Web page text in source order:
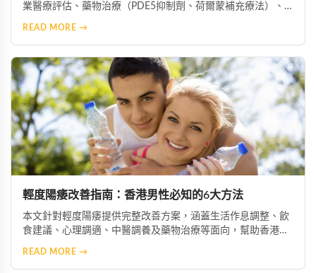
業醫療評估、藥物治療（PDE5抑制劑、荷爾蒙補充療法）、
READ MORE →
輕度陽痿改善指南：香港男性必知的6大方法
本文針對輕度陽痿提供完整改善方案，涵蓋生活作息調整、飲
食建議、心理調適、中醫調養及藥物治療等面向，幫助香港男
READ MORE →